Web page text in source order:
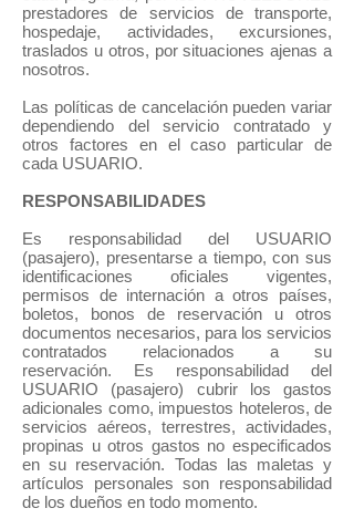
prestadores de servicios de transporte,
hospedaje, actividades, excursiones,
traslados u otros, por situaciones ajenas a
nosotros.
Las políticas de cancelación pueden variar
dependiendo del servicio contratado y
otros factores en el caso particular de
cada USUARIO.
RESPONSABILIDADES
Es responsabilidad del USUARIO
(pasajero), presentarse a tiempo, con sus
identificaciones oficiales vigentes,
permisos de internación a otros países,
boletos, bonos de reservación u otros
documentos necesarios, para los servicios
contratados relacionados a su
reservación. Es responsabilidad del
USUARIO (pasajero) cubrir los gastos
adicionales como, impuestos hoteleros, de
servicios aéreos, terrestres, actividades,
propinas u otros gastos no especificados
en su reservación. Todas las maletas y
artículos personales son responsabilidad
de los dueños en todo momento.